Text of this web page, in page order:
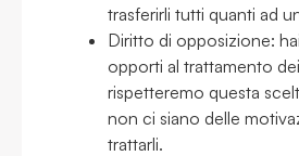
trasferirli tutti quanti ad
Diritto di opposizione:
opporti al trattamento
rispetteremo questa
non ci siano delle
trattarli.